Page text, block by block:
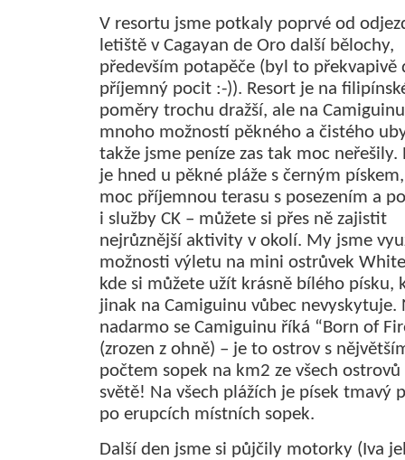
V resortu jsme potkaly poprvé od
letiště v Cagayan de Oro další bělochy,
především potapěče (byl to překvapivě
příjemný pocit :-)). Resort je na
poměry trochu dražší, ale na
mnoho možností pěkného a čistého
takže jsme peníze zas tak moc neřešily.
je hned u pěkné pláže s černým
moc příjemnou terasu s posezením a
i služby CK – můžete si přes ně zajistit
nejrůznější aktivity v okolí. My jsme
možnosti výletu na mini ostrůvek
kde si můžete užít krásně bílého písku,
jinak na Camiguinu vůbec nevyskytuje.
nadarmo se Camiguinu říká “Born of
(zrozen z ohně) – je to ostrov s
počtem sopek na km2 ze všech ostrovů
světě! Na všech plážích je písek tmavý
po erupcích místních sopek.
Další den jsme si půjčily motorky (Iva